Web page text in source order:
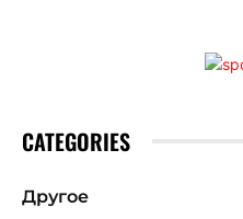
CATEGORIES
Другое